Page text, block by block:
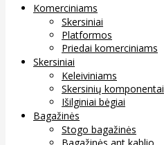
Komerciniams
Skersiniai
Platformos
Priedai komerciniams
Skersiniai
Keleiviniams
Skersinių komponentai
Išilginiai bėgiai
Bagažinės
Stogo bagažinės
Bagažinės ant kablio